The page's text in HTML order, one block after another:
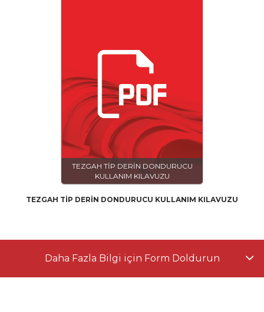
TEZGAH TİP DERİN DONDURUCU
KULLANIM KILAVUZU
TEZGAH TİP DERİN DONDURUCU KULLANIM KILAVUZU
Daha Fazla Bilgi için Form Doldurun